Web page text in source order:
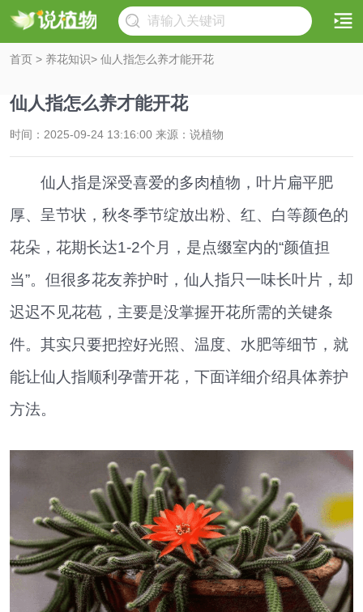
首页 > 养花知识> 仙人指怎么养才能开花
仙人指怎么养才能开花
时间：2025-09-24 13:16:00 来源：说植物
仙人指是深受喜爱的多肉植物，叶片扁平肥
厚、呈节状，秋冬季节绽放出粉、红、白等颜色的
花朵，花期长达1-2个月，是点缀室内的“颜值担
当”。但很多花友养护时，仙人指只一味长叶片，却
迟迟不见花苞，主要是没掌握开花所需的关键条
件。其实只要把控好光照、温度、水肥等细节，就
能让仙人指顺利孕蕾开花，下面详细介绍具体养护
方法。